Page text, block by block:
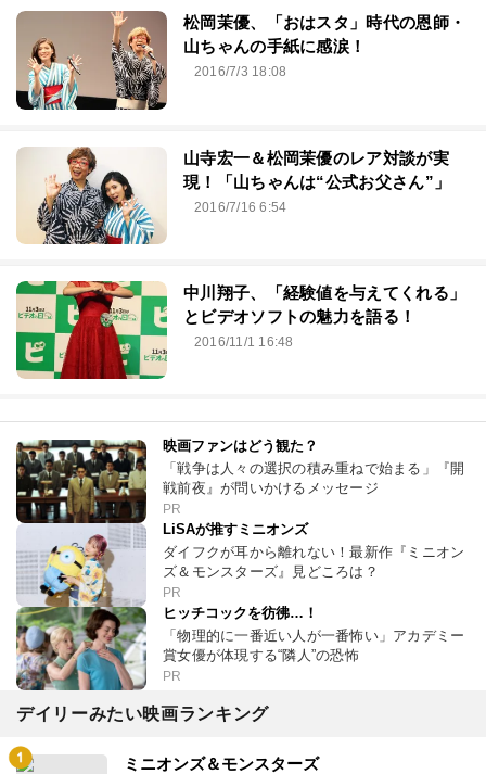
松岡茉優、「おはスタ」時代の恩師・
山ちゃんの手紙に感涙！
2016/7/3 18:08
山寺宏一＆松岡茉優のレア対談が実
現！「山ちゃんは“公式お父さん”」
2016/7/16 6:54
中川翔子、「経験値を与えてくれる」
とビデオソフトの魅力を語る！
2016/11/1 16:48
映画ファンはどう観た？
「戦争は人々の選択の積み重ねで始まる」『開
戦前夜』が問いかけるメッセージ
PR
LiSAが推すミニオンズ
ダイフクが耳から離れない！最新作『ミニオン
ズ＆モンスターズ』見どころは？
PR
ヒッチコックを彷彿…！
「物理的に一番近い人が一番怖い」アカデミー
賞女優が体現する“隣人”の恐怖
PR
デイリーみたい映画ランキング
ミニオンズ＆モンスターズ